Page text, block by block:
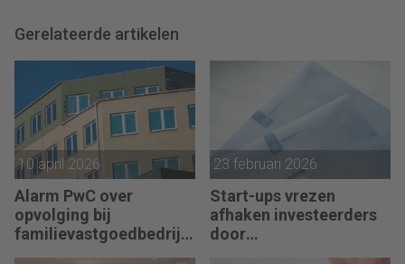
Gerelateerde artikelen
10 april 2026
Alarm PwC over
opvolging bij
familievastgoedbedrijv
en
23 februari 2026
Start-ups vrezen
afhaken investeerders
door
vermogensaanwasbelas